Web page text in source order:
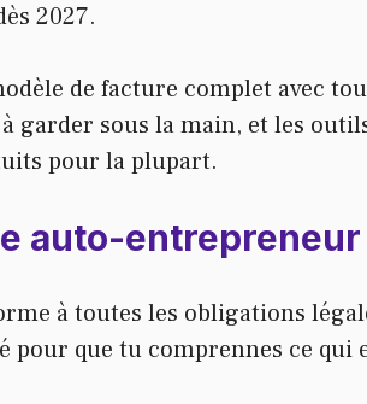
2027.
de facture complet avec
garder sous la main, et les
pour la plupart.
auto-
à toutes les obligations
pour que tu comprennes ce qui